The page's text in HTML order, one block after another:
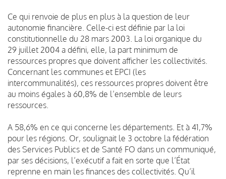
Ce qui renvoie de plus en plus à la question de leur
autonomie financière. Celle-ci est définie par la loi
constitutionnelle du 28 mars 2003. La loi organique du
29 juillet 2004 a défini, elle, la part minimum de
ressources propres que doivent afficher les collectivités.
Concernant les communes et EPCI (les
intercommunalités), ces ressources propres doivent être
au moins égales à 60,8% de l’ensemble de leurs
ressources.
A 58,6% en ce qui concerne les départements. Et à 41,7%
pour les régions. Or, soulignait le 3 octobre la fédération
des Services Publics et de Santé FO dans un communiqué,
par ses décisions, l’exécutif a fait en sorte que l’État
reprenne en main les finances des collectivités. Qu’il